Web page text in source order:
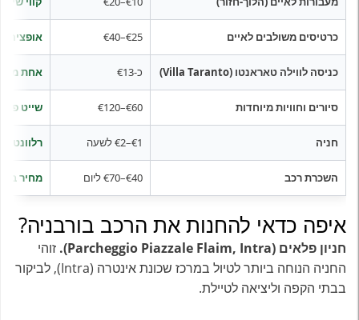
כרטיסים משולבים לאיים €25–€40 אופציה
כניסה לווילה טאראנטו (Villa Taranto) כ-€13 אחת
סיורים וחוויות מיוחדות €60–€120 שייט
חניה €1–€2 לשעה רלוונטי
השכרת רכב €40–€70 ליום מחיר
איפה כדאי להחנות את הרכב בורבניה?
חניון פלאים (Parcheggio Piazzale Flaim, Intra).
זוהי
החניה הנוחה ביותר לטיול במרכז שכונת אינטרה (Intra), לביקור
בבתי הקפה וליציאה לטיילת.